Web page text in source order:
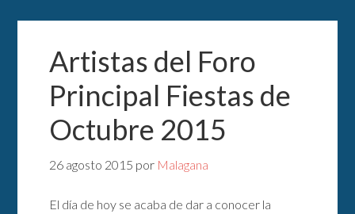
Artistas del Foro
Principal Fiestas de
Octubre 2015
26 agosto 2015 por Malagana
El día de hoy se acaba de dar a conocer la